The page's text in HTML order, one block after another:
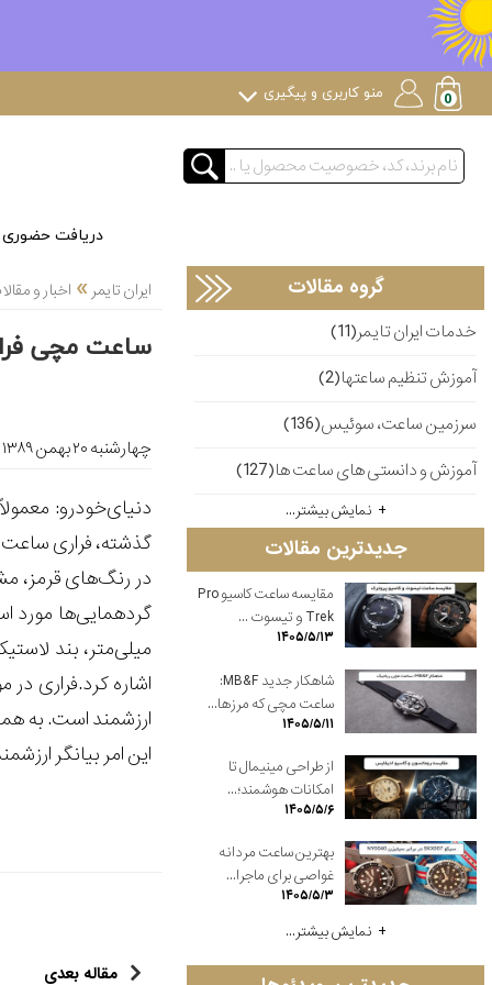
منو کاربری و پیگیری
دریافت حضوری
ایران تایمر » اخبار و
ساعت مچی
چهارشنبه ۲۰ بهمن ۱۳۸۹
در رنگ‌های قرمز،
این امر بیانگر
مقاله بعدی
گروه مقالات
خدمات ایران تایمر(11)
آموزش تنظیم ساعتها(2)
سرزمین ساعت، سوئیس(136)
آموزش و دانستی های ساعت ها(127)
نمایش بیشتر...
جدیدترین مقالات
مقایسه ساعت کاسیو Pro
Trek و تیسوت ...
۱۴۰۵/۵/۱۳
شاهکار جدید MB&F:
ساعت مچی که مرزها...
۱۴۰۵/۵/۱۱
از طراحی مینیمال تا
امکانات هوشمند؛...
۱۴۰۵/۵/۶
بهترین ساعت مردانه
غواصی برای ماجرا...
۱۴۰۵/۵/۳
نمایش بیشتر...